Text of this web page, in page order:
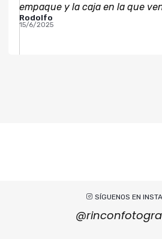
empaque y la caja en la que
Rodolfo
15/6/2025
SÍGUENOS EN